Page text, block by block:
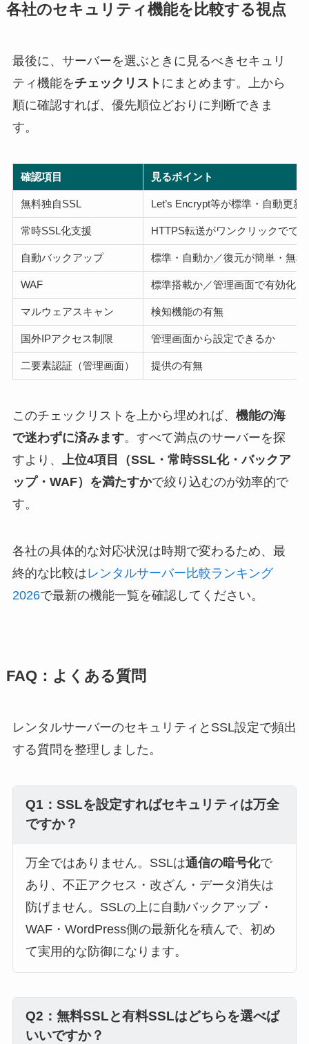
各社のセキュリティ機能を比較する視点
最後に、サーバーを選ぶときに見るべきセキュリ
ティ機能をチェックリスト にまとめます。上から
順に確認すれば、優先順位どおりに判断できま
す。
確認項目 見るポイント
無料独自SSL Let’s Encrypt等が標準・自動更新
常時SSL化支援 HTTPS転送がワンクリックでで
自動バックアップ 標準・自動か／復元が簡単・無料
WAF 標準搭載か／管理画面で有効化で
マルウェアスキャン 検知機能の有無
国外IPアクセス制限 管理画面から設定できるか
二要素認証（管理画面） 提供の有無
このチェックリストを上から埋めれば、 機能の海
で迷わずに済みます。すべて満点のサーバーを探
すより、
上位4項目（SSL・常時SSL化・バックア
ップ・WAF）を満たすかで絞り込むのが効率的で
す。
各社の具体的な対応状況は時期で変わるため、最
終的な比較はレンタルサーバー比較ランキング
2026で最新の機能一覧を確認してください。
FAQ：よくある質問
レンタルサーバーのセキュリティとSSL設定で頻出
する質問を整理しました。
Q1：SSLを設定すればセキュリティは万全
ですか？
万全ではありません。SSLは通信の暗号化で
あり、不正アクセス・改ざん・データ消失は
防げません。SSLの上に自動バックアップ・
WAF・WordPress側の最新化を積んで、初め
て実用的な防御になります。
Q2：無料SSLと有料SSLはどちらを選べば
いいですか？